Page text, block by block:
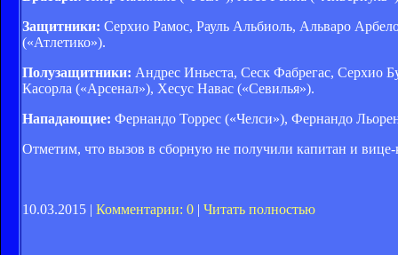
Защитники: Серхио Рамос, Рауль Альбиоль, Альваро
(«Атлетико»).
Полузащитники: Андрес Иньеста, Сеск Фабрегас, Серхио
Касорла («Арсенал»), Хесус Навас («Севилья»).
Нападающие: Фернандо Торрес («Челси»), Фернандо
Отметим, что вызов в сборную не получили капитан и
10.03.2015 | Комментарии: 0 | Читать полностью